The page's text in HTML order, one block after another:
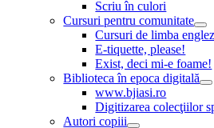
Scriu în culori
Cursuri pentru comunitate
Cursuri de limba
E-tiquette, please!
Exist, deci mi-e foame!
Biblioteca în epoca digitală
www.bjiasi.ro
Digitizarea colecţiilor
Autori copiii